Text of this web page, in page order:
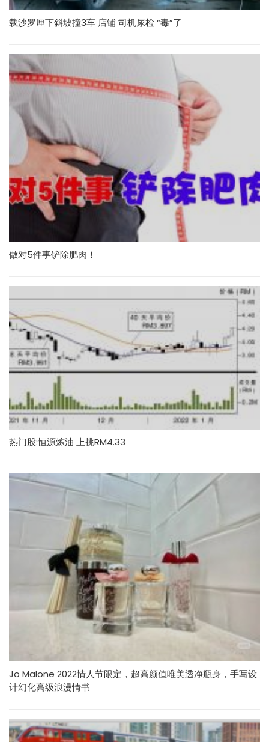
载沙罗厘下斜坡撞3车 店铺 司机尿检 “毒”了
做对5件事铲除肥肉！
热门股:恒源炼油 上挑RM4.33
Jo Malone 2022情人节限定，超高颜值唯美透净瓶身，手写设
计幻化高级浪漫情书